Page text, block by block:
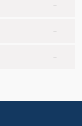
+
+
+